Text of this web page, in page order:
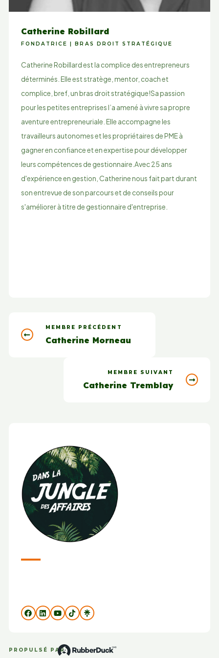
Catherine Robillard
FONDATRICE | BRAS DROIT STRATÉGIQUE
Catherine Robillard est la complice des entrepreneurs
déterminés. Elle est stratège, mentor, coach et
complice, bref, un bras droit stratégique!Sa passion
pour les petites entreprises l’a amené à vivre sa propre
aventure entrepreneuriale. Elle accompagne les
travailleurs autonomes et les propriétaires de PME à
gagner en confiance et en expertise pour développer
leurs compétences de gestionnaire.Avec 25 ans
d'expérience en gestion, Catherine nous fait part durant
son entrevue de son parcours et de conseils pour
s'améliorer à titre de gestionnaire d'entreprise.
MEMBRE PRÉCÉDENT
Catherine Morneau
MEMBRE SUIVANT
Catherine Tremblay
PROPULSÉ PAR